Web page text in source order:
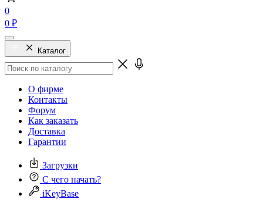
0
0 ₽
Каталог
О фирме
Контакты
Форум
Как заказать
Доставка
Гарантии
Загрузки
С чего начать?
iKeyBase